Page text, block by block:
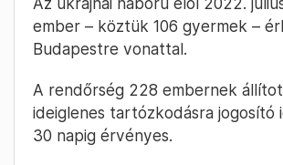
ember – köztük 106 gyermek –
Budapestre vonattal.
A rendőrség 228 embernek
ideiglenes tartózkodásra jogosító
30 napig érvényes.